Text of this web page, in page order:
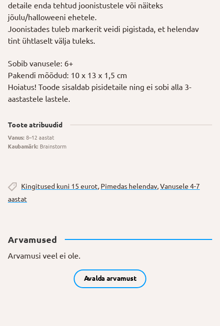
detaile enda tehtud joonistustele või näiteks
jõulu/halloweeni ehetele.
Joonistades tuleb markerit veidi pigistada, et helendav
tint ühtlaselt välja tuleks.
Sobib vanusele: 6+
Pakendi mõõdud: 10 x 13 x 1,5 cm
Hoiatus! Toode sisaldab pisidetaile ning ei sobi alla 3-
aastastele lastele.
Toote atribuudid
Vanus: 8–12 aastat
Kaubamärk: Brainstorm
Kingitused kuni 15 eurot, Pimedas helendav,Vanusele 4-7
aastat
Arvamused
Arvamusi veel ei ole.
Avalda arvamust